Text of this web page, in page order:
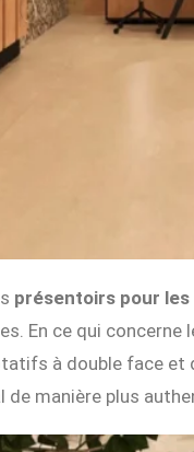
présentoirs pour
En ce qui
à double face
de manière plus